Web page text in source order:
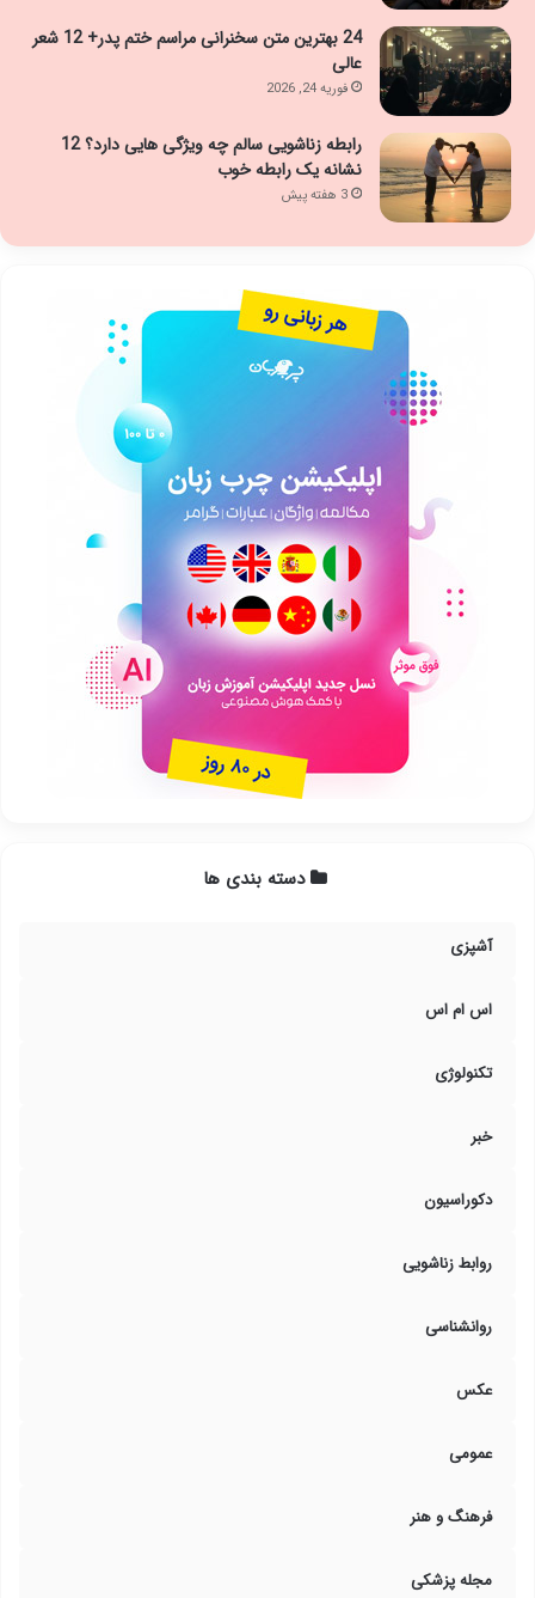
24 بهترین متن سخنرانی مراسم ختم پدر+ 12 شعر
عالی
فوریه 24, 2026
رابطه زناشویی سالم چه ویژگی هایی دارد؟ 12
نشانه یک رابطه خوب
3 هفته پیش
دسته بندی ها
آشپزی
اس ام اس
تکنولوژی
خبر
دکوراسیون
روابط زناشویی
روانشناسی
عکس
عمومی
فرهنگ و هنر
مجله پزشکی